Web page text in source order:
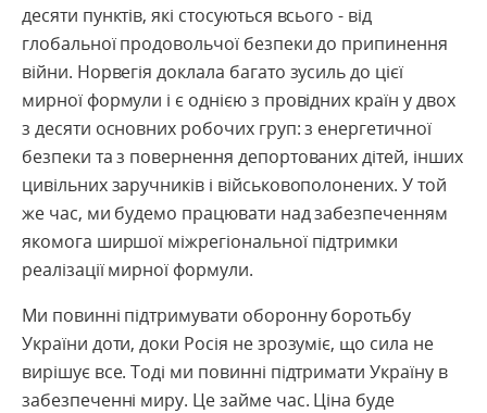
десяти пунктів, які стосуються всього - від
глобальної продовольчої безпеки до припинення
війни. Норвегія доклала багато зусиль до цієї
мирної формули і є однією з провідних країн у двох
з десяти основних робочих груп: з енергетичної
безпеки та з повернення депортованих дітей, інших
цивільних заручників і військовополонених. У той
же час, ми будемо працювати над забезпеченням
якомога ширшої міжрегіональної підтримки
реалізації мирної формули.
Ми повинні підтримувати оборонну боротьбу
України доти, доки Росія не зрозуміє, що сила не
вирішує все. Тоді ми повинні підтримати Україну в
забезпеченні миру. Це займе час. Ціна буде